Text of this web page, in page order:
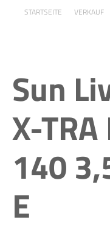
STARTSEITE VERKAUF
Sun
X-
140
E